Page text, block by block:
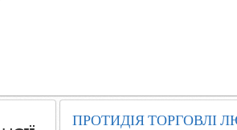
ПРОТИДІЯ ТОРГОВЛІ